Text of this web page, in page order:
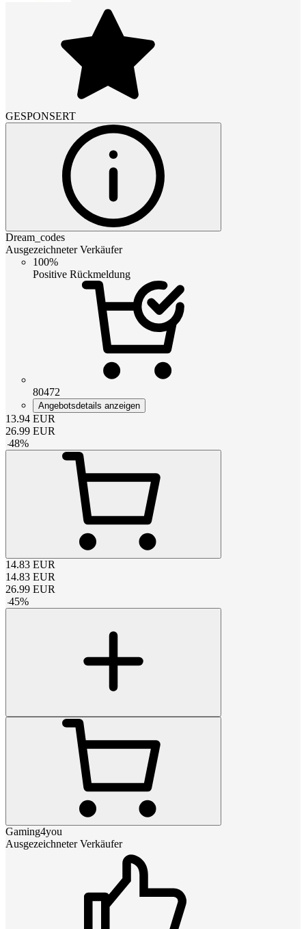
GESPONSERT
Dream_codes
Ausgezeichneter Verkäufer
100%
Positive Rückmeldung
80472
Angebotsdetails anzeigen
13.94 EUR
26.99 EUR
-48%
14.83 EUR
14.83 EUR
26.99 EUR
-45%
Gaming4you
Ausgezeichneter Verkäufer